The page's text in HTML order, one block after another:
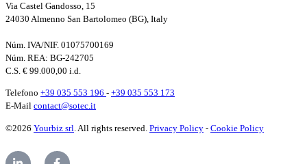
Via Castel Gandosso, 15
24030 Almenno San Bartolomeo (BG), Italy
Núm. IVA/NIF. 01075700169
Núm. REA: BG-242705
C.S. € 99.000,00 i.d.
Telefono +39 035 553 196 - +39 035 553 173
E-Mail contact@sotec.it
©2026 Yourbiz srl . All rights reserved. Privacy Policy - Cookie Policy